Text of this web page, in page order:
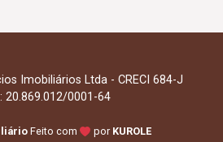
Imobiliários Ltda - CRECI 684-J
20.869.012/0001-64
Feito com por KUROLE